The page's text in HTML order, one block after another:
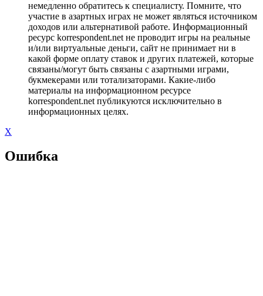
немедленно обратитесь к специалисту. Помните, что
участие в азартных играх не может являться источником
доходов или альтернативой работе. Информационный
ресурс korrespondent.net не проводит игры на реальные
и/или виртуальные деньги, сайт не принимает ни в
какой форме оплату ставок и других платежей, которые
связаны/могут быть связаны с азартными играми,
букмекерами или тотализаторами. Какие-либо
материалы на информационном ресурсе
korrespondent.net публикуются исключительно в
информационных целях.
X
Ошибка